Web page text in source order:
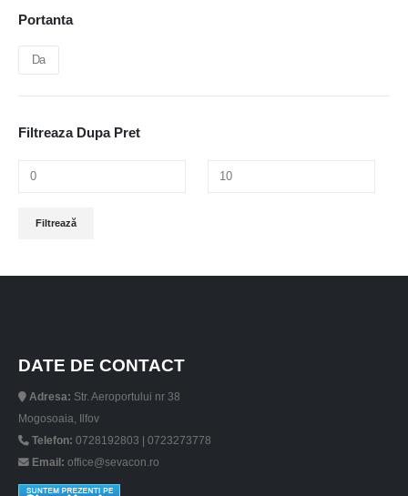
Portanta
Da
Filtreaza Dupa Pret
minim
maxim
Filtrează
DATE DE CONTACT
Adresa: Str. Aeroportului nr 38
Mogosoaia, Ilfov
Telefon: 0728192803 | 0723273778
Email: office@sevacon.ro